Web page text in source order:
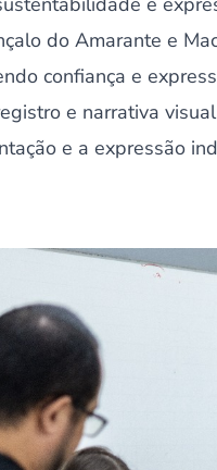
do Amarante e
confiança e
e narrativa
e a expressão